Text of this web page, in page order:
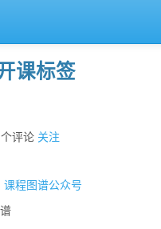
课标签
评论 关注
课程图谱公众号